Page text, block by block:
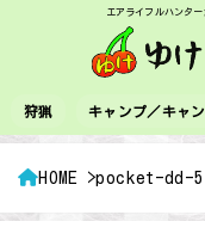
エアライフルハンタ
狩猟 キャンプ／キャ
HOME pocket-dd-5